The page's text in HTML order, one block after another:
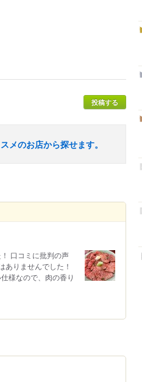
投稿する
メのお店から探せます。
口コミに批判の声
りませんでした！
様なので、肉の香り